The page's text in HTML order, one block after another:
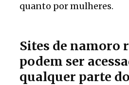
quanto por mulheres.
Sites de namoro
podem ser
qualquer parte